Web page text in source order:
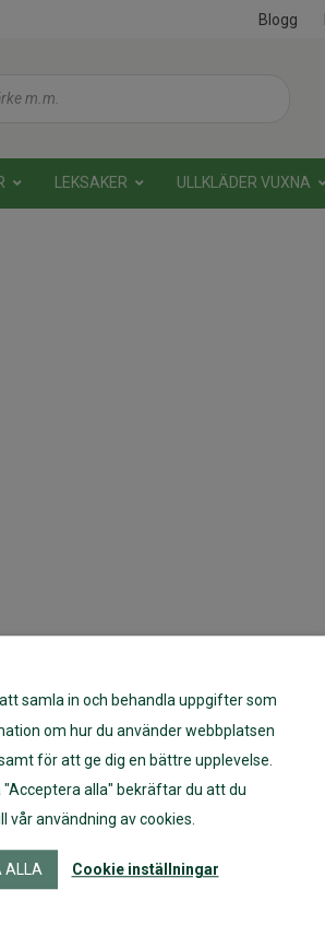
Blogg
LEKSAKER ULLKLÄDER VUXNA
samla in och behandla uppgifter som
om hur du använder webbplatsen
för att ge dig en bättre upplevelse.
"Acceptera alla" bekräftar du att du
vår användning av cookies.
ALLA Cookie inställningar